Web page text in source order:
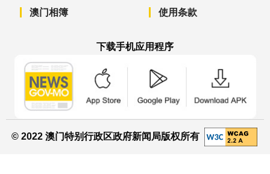
澳门相簿 使用条款
下载手机应用程序
© 2022 澳门特别行政区政府新闻局版权所有